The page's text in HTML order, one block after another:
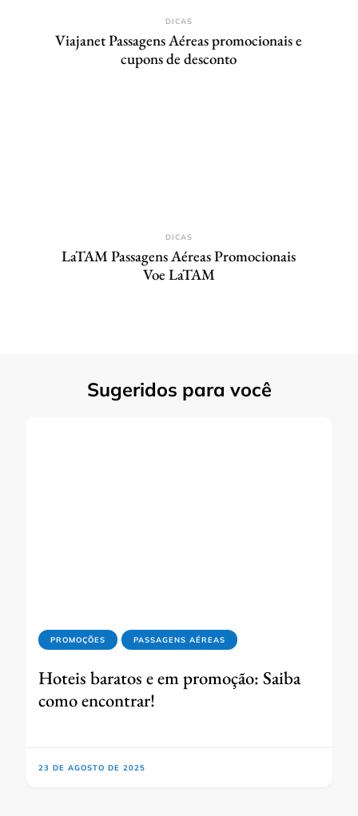
DICAS
Viajanet Passagens Aéreas promocionais e
cupons de desconto
DICAS
LaTAM Passagens Aéreas Promocionais
Voe LaTAM
Sugeridos para você
PROMOÇÕES PASSAGENS AÉREAS
Hoteis baratos e em promoção: Saiba
como encontrar!
23 DE AGOSTO DE 2025